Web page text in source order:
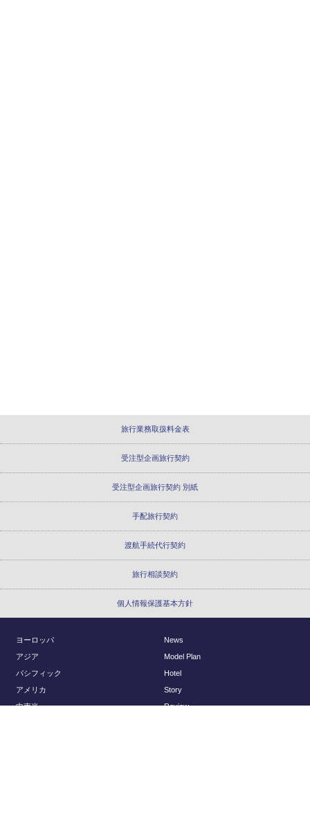
旅行業務取扱料金表
受注型企画旅行契約
受注型企画旅行契約 別紙
手配旅行契約
渡航手続代行契約
旅行相談契約
個人情報保護基本方針
ヨーロッパ
アジア
パシフィック
アメリカ
中南米
News
Model Plan
Hotel
Story
Review